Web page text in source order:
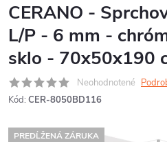
CERANO -
L/P - 6 mm -
sklo - 70x50x190
Neohodnotené
Kód: CER-8050BD116
PREDĹŽENÁ ZÁRUKA